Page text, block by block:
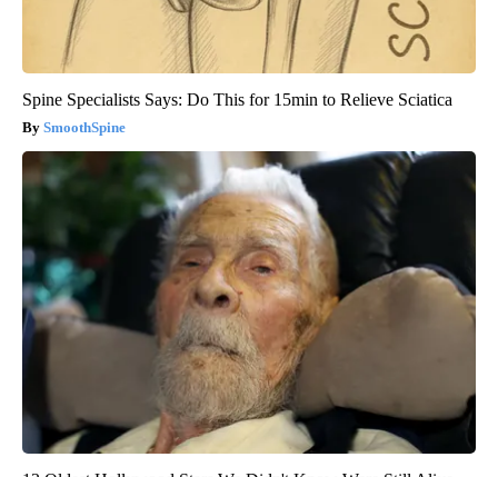
Spine Specialists Says: Do This for 15min to Relieve Sciatica
SmoothSpine